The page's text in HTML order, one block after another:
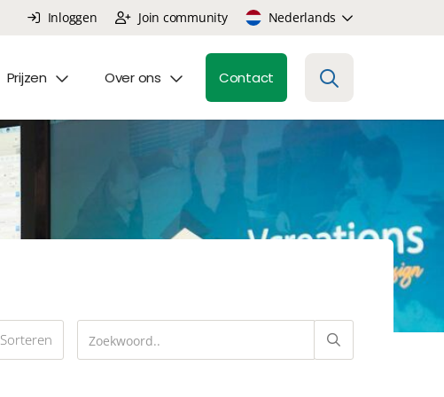
Sorteren
Inloggen Join community Nederlands
Prijzen Over ons Contact